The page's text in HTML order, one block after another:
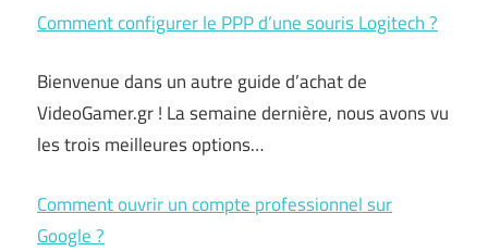
Comment configurer le PPP d’une souris Logitech ?
Bienvenue dans un autre guide d’achat de
VideoGamer.gr ! La semaine dernière, nous avons vu
les trois meilleures options…
Comment ouvrir un compte professionnel sur
Google ?